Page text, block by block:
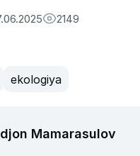
2149
ekologiya
Mamarasulov